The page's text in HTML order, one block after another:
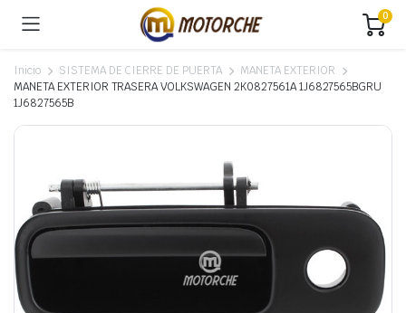
0
Inicio SISTEMA DE CIERRE DE PUERTA
MANETA EXTERIOR
MANETA EXTERIOR TRASERA VOLKSWAGEN 2K0827561A 1J6827565BGRU
1J6827565B